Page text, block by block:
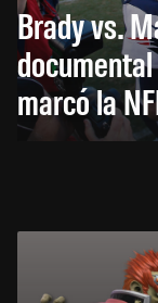
Brady vs.
marcó la